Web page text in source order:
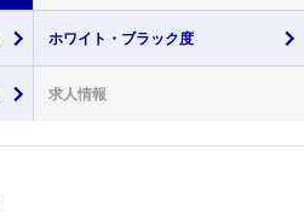
ホワイト・ ブラック度
求人情報